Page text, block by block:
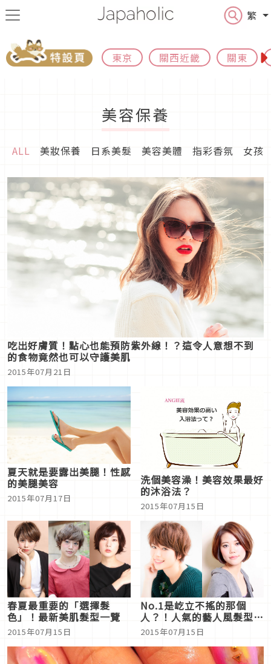
繁
東京 關西近畿 關東
美容保養
ALL 美妝保養 日系美髮 美容美體 指彩香氛 女孩
吃出好膚質！點心也能預防紫外線！？這令人意想不到
的食物竟然也可以守護美肌
2015年07月21日
夏天就是要露出美腿！性感
的美腿美容
2015年07月17日
洗個美容澡！美容效果最好
的沐浴法？
2015年07月15日
春夏最重要的「選擇髮
色」！最新美肌髮型一覽
2015年07月15日
No.1是屹立不搖的那個
人？！人氣的藝人風髮型
BEST10
2015年07月15日